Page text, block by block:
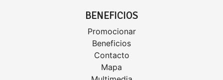
BENEFICIOS
Promocionar
Beneficios
Contacto
Mapa